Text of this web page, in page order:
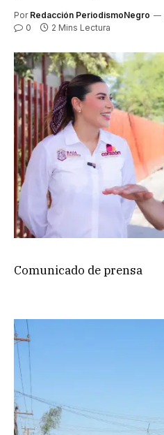
Por Redacción PeriodismoNegro
0 2 Mins Lectura
Comunicado de prensa